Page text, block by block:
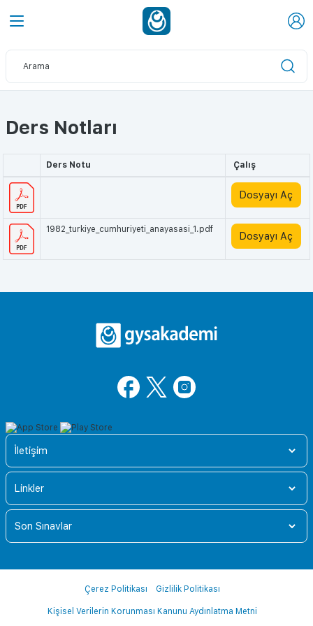
Ders Notları
Ders Notu Çalış
Dosyayı Aç
1982_turkiye_cumhuriyeti_anayasasi_1.pdf
Dosyayı Aç
İletişim
Linkler
Son Sınavlar
Çerez Politikası Gizlilik Politikası
Kişisel Verilerin Korunması Kanunu Aydınlatma Metni